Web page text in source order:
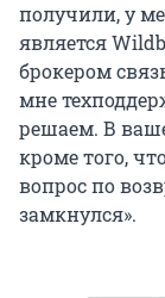
получили, у
является
брокером
мне
решаем. В
кроме того,
вопрос по
замкнулся».